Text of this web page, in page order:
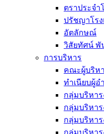
ตราประจำ
ปรัชญาโรง
อัตลักษณ์
วิสัยทัศน์ พั
การบริหาร
คณะผู้บริห
ทำเนียบผู้อ
กลุ่มบริหา
กลุ่มบริหา
กลุ่มบริหา
กลุ่มบริหาร